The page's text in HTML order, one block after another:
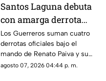
Santos Laguna debuta
con amarga derrota
ante el New York City
en la Leagues Cup
Los Guerreros suman cuatro
derrotas oficiales bajo el
mando de Renato Paiva y su
próximo reto será ante el
agosto 07, 2026 04:44 p. m.